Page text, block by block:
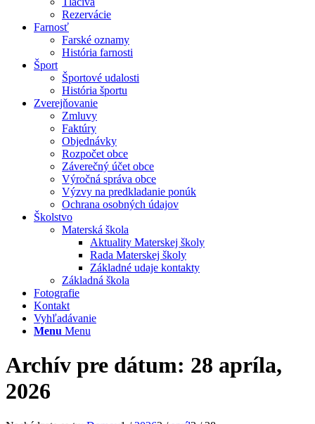
Rezervácie
Farnosť
Farské oznamy
História farnosti
Šport
Športové udalosti
História športu
Zverejňovanie
Zmluvy
Faktúry
Objednávky
Rozpočet obce
Záverečný účet obce
Výročná správa obce
Výzvy na predkladanie ponúk
Ochrana osobných údajov
Školstvo
Materská škola
Aktuality Materskej školy
Rada Materskej školy
Základné udaje kontakty
Základná škola
Fotografie
Kontakt
Vyhľadávanie
Menu Menu
Archív pre dátum: 28 apríla,
2026